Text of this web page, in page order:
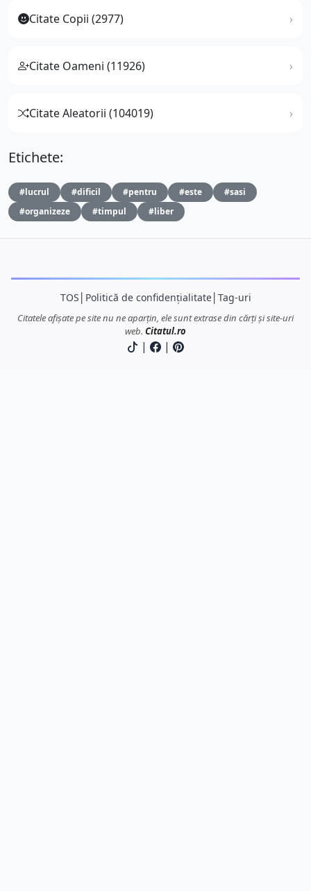
Citate Copii (2977)
Citate Oameni (11926)
Citate Aleatorii (104019)
Etichete:
#lucrul #dificil #pentru #este
#sasi
#organizeze
#timpul #liber
TOS Politică de confidențialitate│ Tag-uri
Citatele afișate pe site nu ne aparțin, ele sunt extrase din cărți și site-uri
web. Citatul.ro
| |